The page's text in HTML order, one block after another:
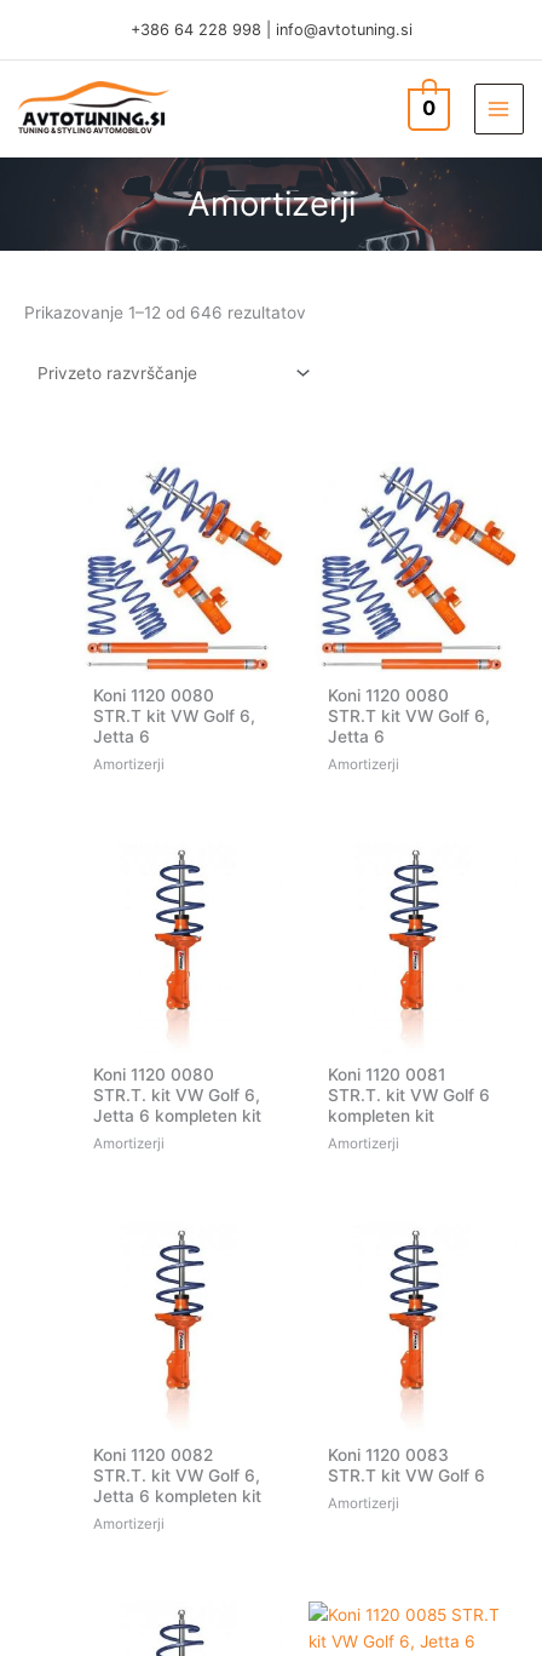
content
+386 64 228 998 info@avtotuning.si
TUNING & STYLING AVTOMOBILOV
0
Amortizerji
Prikazovanje 1–12 od 646 rezultatov
Koni 1120 0080
STR.T kit VW Golf 6,
Jetta 6
Amortizerji
Koni 1120 0080
STR.T kit VW Golf 6,
Jetta 6
Amortizerji
Koni 1120 0080
STR.T. kit VW Golf 6,
Jetta 6 kompleten kit
Amortizerji
Koni 1120 0081
STR.T. kit VW Golf 6
kompleten kit
Amortizerji
Koni 1120 0082
STR.T. kit VW Golf 6,
Jetta 6 kompleten kit
Amortizerji
Koni 1120 0083
STR.T kit VW Golf 6
Amortizerji